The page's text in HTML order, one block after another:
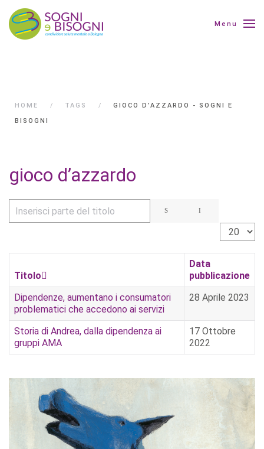
Menu
HOME TAGS
GIOCO D’AZZARDO - SOGNI E
BISOGNI
gioco d’azzardo
Inserisci parte del titolo
Visualizza
Titolo
Data
pubblicazione
Dipendenze, aumentano i consumatori
problematici che accedono ai servizi
28 Aprile 2023
Storia di Andrea, dalla dipendenza ai
gruppi AMA
17 Ottobre
2022